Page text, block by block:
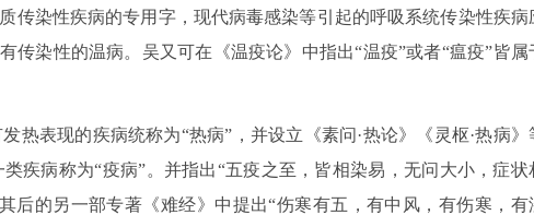
传染性疾病的专用字，现代病毒感染等引起的呼吸系统传染性疾病
传染性的温病。吴又可在《温疫论》中指出“温疫”或者“瘟疫”皆属
热表现的疾病统称为“热病”，并设立《素问·热论》《灵枢·热病》
疾病称为“疫病”。并指出“五疫之至，皆相染易，无问大小，症状
后的另一部专著《难经》中提出“伤寒有五，有中风，有伤寒，有